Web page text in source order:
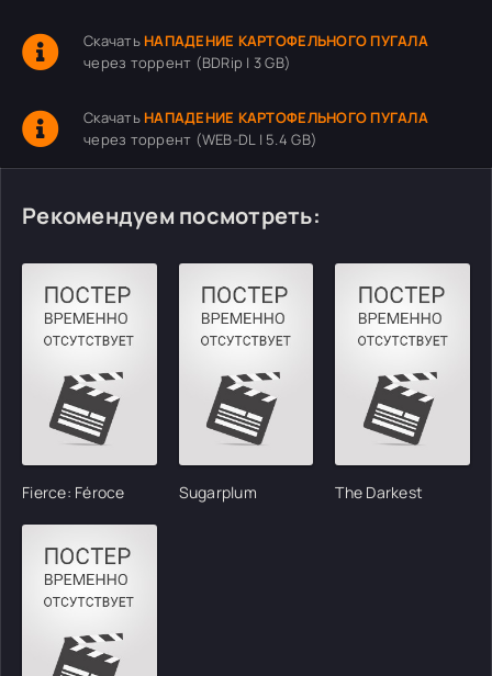
Скачать НАПАДЕНИЕ КАРТОФЕЛЬНОГО ПУГАЛА
через торрент (BDRip | 3 GB)
Скачать НАПАДЕНИЕ КАРТОФЕЛЬНОГО ПУГАЛА
через торрент (WEB-DL | 5.4 GB)
Рекомендуем посмотреть:
Fierce: Féroce Sugarplum The Darkest